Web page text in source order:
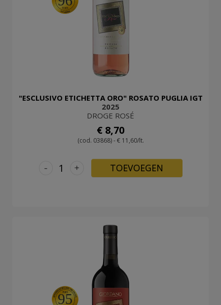
"ESCLUSIVO ETICHETTA ORO" ROSATO PUGLIA IGT
2025
DROGE ROSÉ
€ 8,70
(cod. 03868) - € 11,60/lt.
+
- TOEVOEGEN
95